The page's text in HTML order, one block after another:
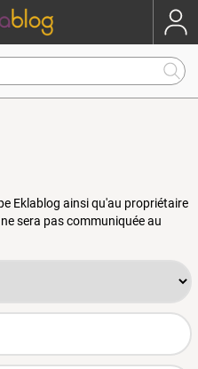
Eklablog ainsi qu'au propriétaire
sera pas communiquée au